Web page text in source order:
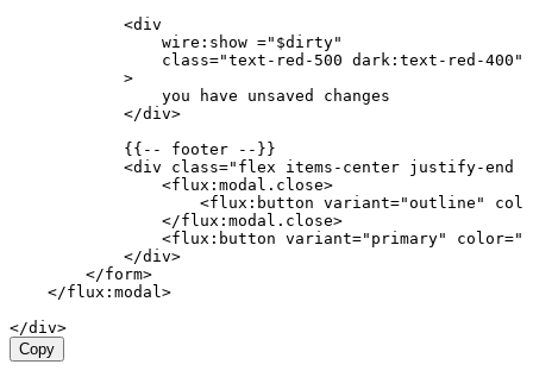
            <
div
                wire
: show =" $dirty"
                class=
"text-red-500 dark:text-red-400"
            >
                you
have unsaved
changes
            </
div>
            {{
-- footer -- }}
            <
div class="flex items-center justify-end
                <
flux : modal . close>
                    <
flux : button variant="outline"
                </
flux : modal . close>
                <
flux : button variant="primary" color=
            </
div>
        </
form>
    </
flux : modal>
</div>
Copy